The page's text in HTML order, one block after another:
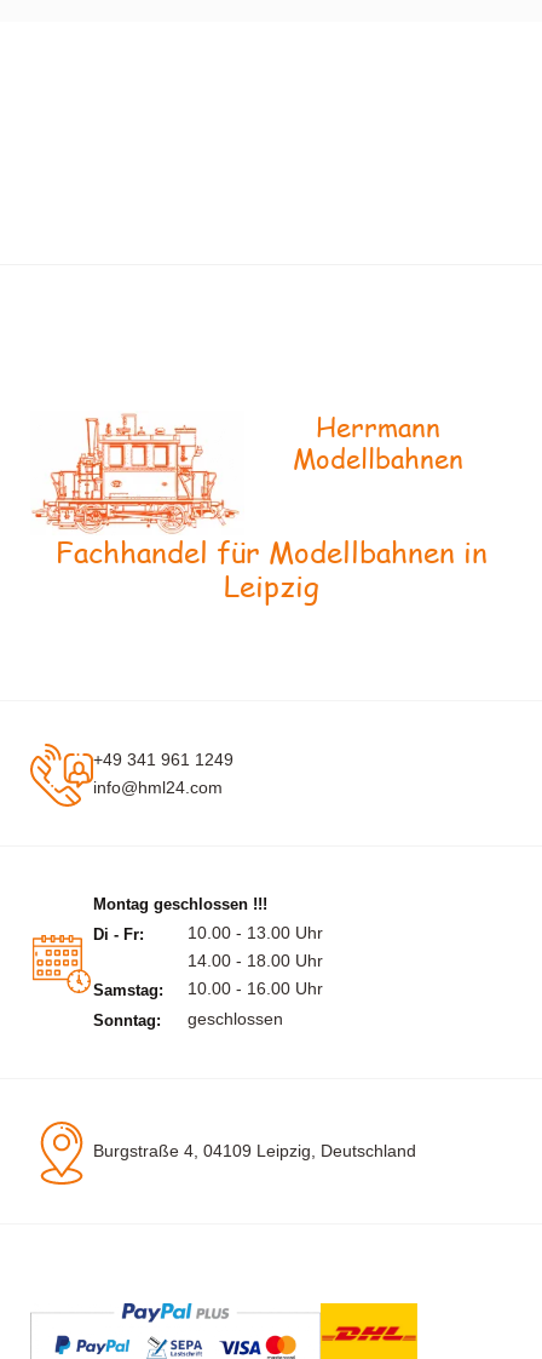
Herrmann
Modellbahnen
Fachhandel für Modellbahnen in
Leipzig
+49 341 961 1249
info@hml24.com
Montag geschlossen !!!
Di - Fr:
10.00 - 13.00 Uhr
14.00 - 18.00 Uhr
Samstag: 10.00 - 16.00 Uhr
Sonntag: geschlossen
Burgstraße 4, 04109 Leipzig, Deutschland